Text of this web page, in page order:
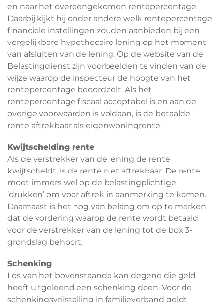
en naar het overeengekomen rentepercentage.
Daarbij kijkt hij onder andere welk rentepercentage
financiële instellingen zouden aanbieden bij een
vergelijkbare hypothecaire lening op het moment
van afsluiten van de lening. Op de website van de
Belastingdienst zijn voorbeelden te vinden van de
wijze waarop de inspecteur de hoogte van het
rentepercentage beoordeelt. Als het
rentepercentage fiscaal acceptabel is en aan de
overige voorwaarden is voldaan, is de betaalde
rente aftrekbaar als eigenwoningrente.
Kwijtschelding rente
Als de verstrekker van de lening de rente
kwijtscheldt, is de rente niet aftrekbaar. De rente
moet immers wel op de belastingplichtige
‘drukken’ om voor aftrek in aanmerking te komen.
Daarnaast is het nog van belang om op te merken
dat de vordering waarop de rente wordt betaald
voor de verstrekker van de lening tot de box 3-
grondslag behoort.
Schenking
Los van het bovenstaande kan degene die geld
heeft uitgeleend een schenking doen. Voor de
schenkingsvrijstelling in familieverband geldt